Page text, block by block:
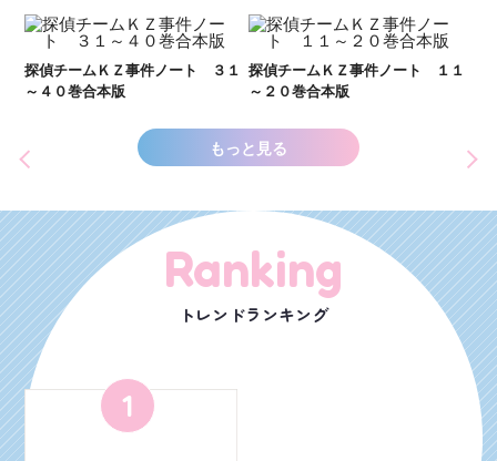
探偵チームＫＺ事件ノート ３１
～４０巻合本版
探偵チームＫＺ事件ノート １１
～２０巻合本版
もっと見る
Ranking
トレンドランキング
1